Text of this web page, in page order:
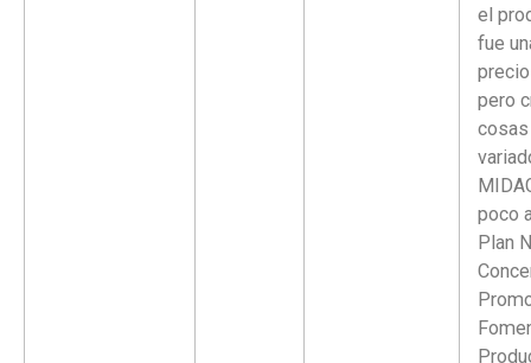
el
fue
pero
cosas
poco
Plan